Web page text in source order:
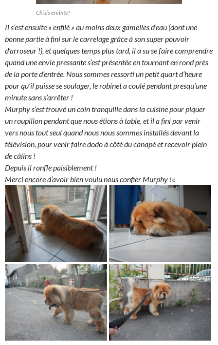
Ch’uis éreinté!
Il s’est ensuite « enfilé » au moins deux gamelles d’eau (dont une
bonne partie à fini sur le carrelage grâce à son super pouvoir
d’arroseur !), et quelques temps plus tard, il a su se faire comprendre
quand une envie pressante s’est présentée en tournant en rond près
de la porte d’entrée. Nous sommes ressorti un petit quart d’heure
pour qu’il puisse se soulager, le robinet a coulé pendant presqu’une
minute sans s’arrêter !
Murphy s’est trouvé un coin tranquille dans la cuisine pour piquer
un roupillon pendant que nous étions à table, et il a fini par venir
vers nous tout seul quand nous nous sommes installés devant la
télévision, pour venir faire dodo à côté du canapé et recevoir plein
de câlins !
Depuis il ronfle paisiblement !
Merci encore d’avoir bien voulu nous confier Murphy !«